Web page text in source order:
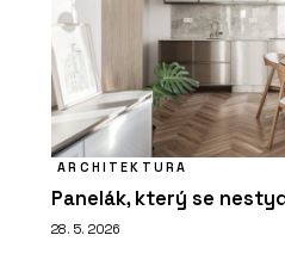
ARCHITEKTURA
Panelák, který se
28. 5. 2026